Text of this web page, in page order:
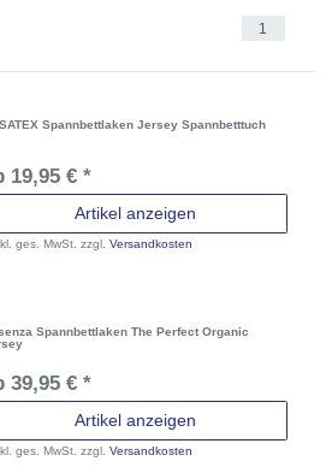
1
Spannbettlaken Jersey Spannbetttuch
19,95 € *
Artikel anzeigen
ges. MwSt. zzgl.Versandkosten
Spannbettlaken The Perfect Organic
39,95 € *
Artikel anzeigen
ges. MwSt. zzgl.Versandkosten